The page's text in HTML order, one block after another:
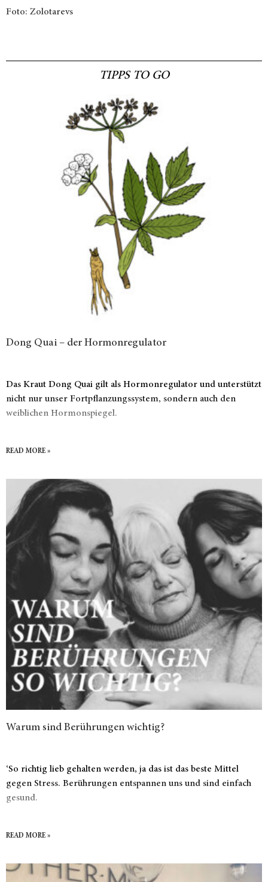
Foto: Zolotarevs
TIPPS TO GO
Dong Quai – der Hormonregulator
Das Kraut Dong Quai gilt als Hormonregulator und unterstützt
nicht nur unser Fortpflanzungssystem, sondern auch den
weiblichen Hormonspiegel.
READ MORE »
Warum sind Berührungen wichtig?
‘So richtig lieb gehalten werden, ja das ist das beste Mittel
gegen Stress. Berührungen entspannen uns und sind einfach
gesund.
READ MORE »